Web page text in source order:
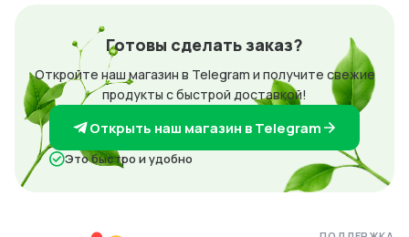
Готовы сделать заказ?
Откройте наш магазин в Telegram и получите свежие
продукты с быстрой доставкой!
Открыть наш магазин в Telegram
Это быстро и удобно